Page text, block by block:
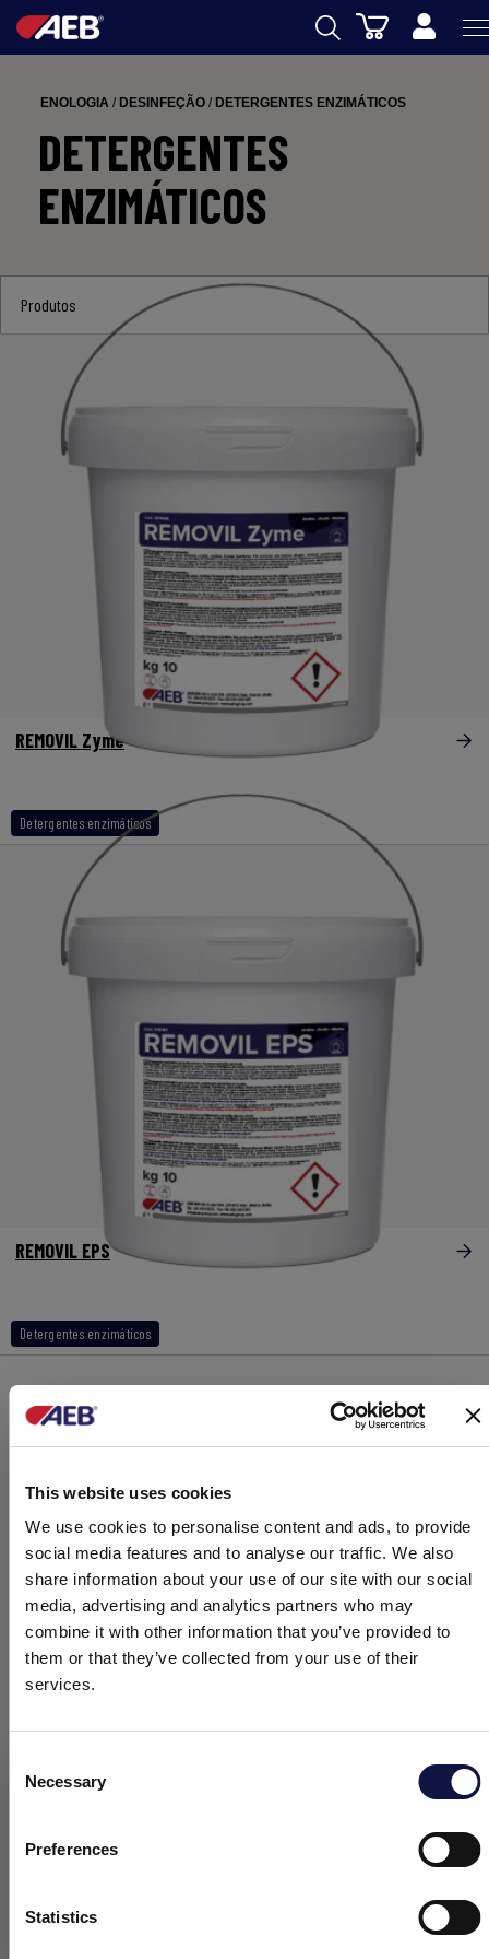
This website uses cookies
We use cookies to personalise content and ads, to provide
social media features and to analyse our traffic. We also
share information about your use of our site with our social
media, advertising and analytics partners who may
combine it with other information that you’ve provided to
them or that they’ve collected from your use of their
services.
Selection
Necessary
Preferences
Statistics
Este site destina-se a um público empresarial.
destinam-se exclusivamente a clientes profissionais (empresas
e outras entidades profissionais).
Eu entendi
CERVEJA
FOOD
AEB ACADEMY
eSHOP
Carrinho
ENOLOGIA / DESINFEÇÃO / DETERGENTES ENZIMÁTICOS
DETERGENTES
ENZIMÁTICOS
Produtos
Detergentes enzimáticos
REMOVIL Zyme
Detergentes enzimáticos
REMOVIL EPS
DETERGENTES ENZIMÁTICOS PARA A
VINIFICAÇÃO
A importância de atuar sobre o
desenvolvimento de biofilmes, ou seja, na
fase inicial de adesão às superfícies dos
microrganismos promotores tem resultado
em importantes inovações naprevenção da
infeção
favorece esta adesão.Em particular, a
que as estruturas microbianas envolvidas na
ancoragem se fixem às superfícies. Por outro
persistentes que se formam nos
adegas representam um risco adicional de
contaminação.